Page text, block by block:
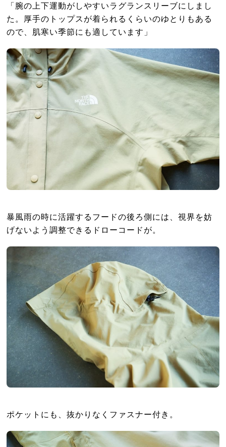
「腕の上下運動がしやすいラグランスリーブにしまし
た。厚手のトップスが着られるくらいのゆとりもある
ので、肌寒い季節にも適しています」
暴風雨の時に活躍するフードの後ろ側には、視界を妨
げないよう調整できるドローコードが。
ポケットにも、抜かりなくファスナー付き。